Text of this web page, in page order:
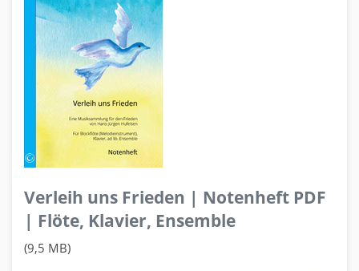
Verleih uns Frieden | Notenheft PDF
| Flöte, Klavier, Ensemble
(9,5 MB)